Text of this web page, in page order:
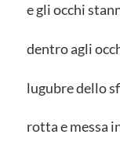
e gli occhi
dentro agli
lugubre dello
rotta e messa